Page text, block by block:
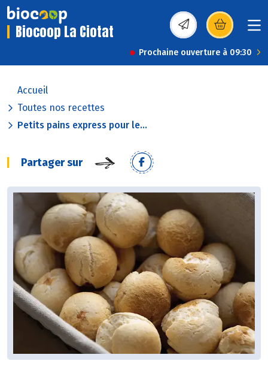
Biocoop La Ciotat (s’ouvre dans une
Prochaine ouverture à 09:30
Accueil
Toutes nos recettes
Petits pains express pour le...
Partager sur